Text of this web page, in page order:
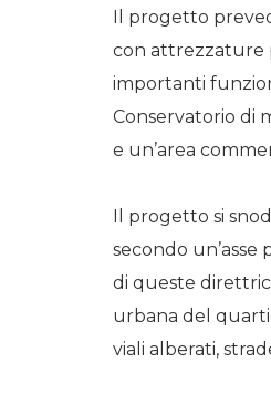
Il progetto
con attrezzature
importanti
Conservatorio di
e un’area
Il progetto si
secondo
di queste
urbana del
viali alberati,